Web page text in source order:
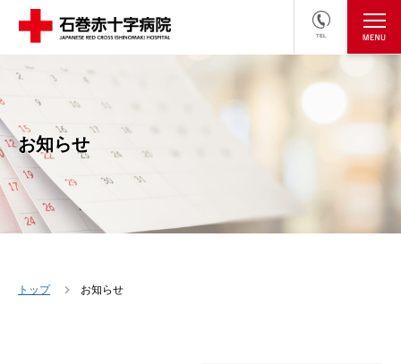
TEL
医療関係者の方
お知らせ
トップ お知らせ